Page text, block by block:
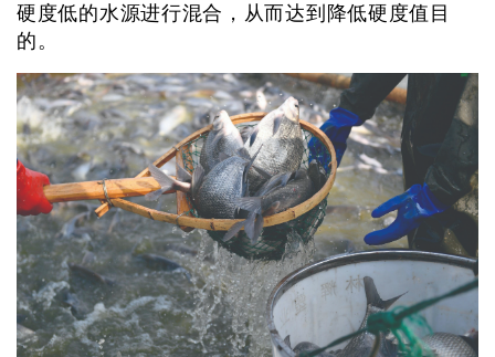
硬度低的水源进行混合，从而达到降低硬度值目
的。